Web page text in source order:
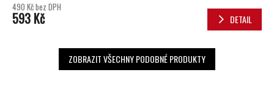
490 Kč bez DPH
593 Kč DETAIL
ZOBRAZIT VŠECHNY PODOBNÉ PRODUKTY